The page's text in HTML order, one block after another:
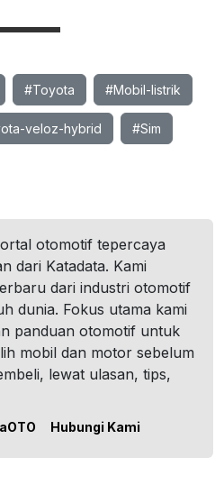
#Toyota #Mobil-listrik
veloz-hybrid #Sim
otomotif tepercaya
dari Katadata. Kami
dari industri otomotif
dunia. Fokus utama kami
panduan otomotif untuk
mobil dan motor sebelum
lewat ulasan, tips,
Hubungi Kami